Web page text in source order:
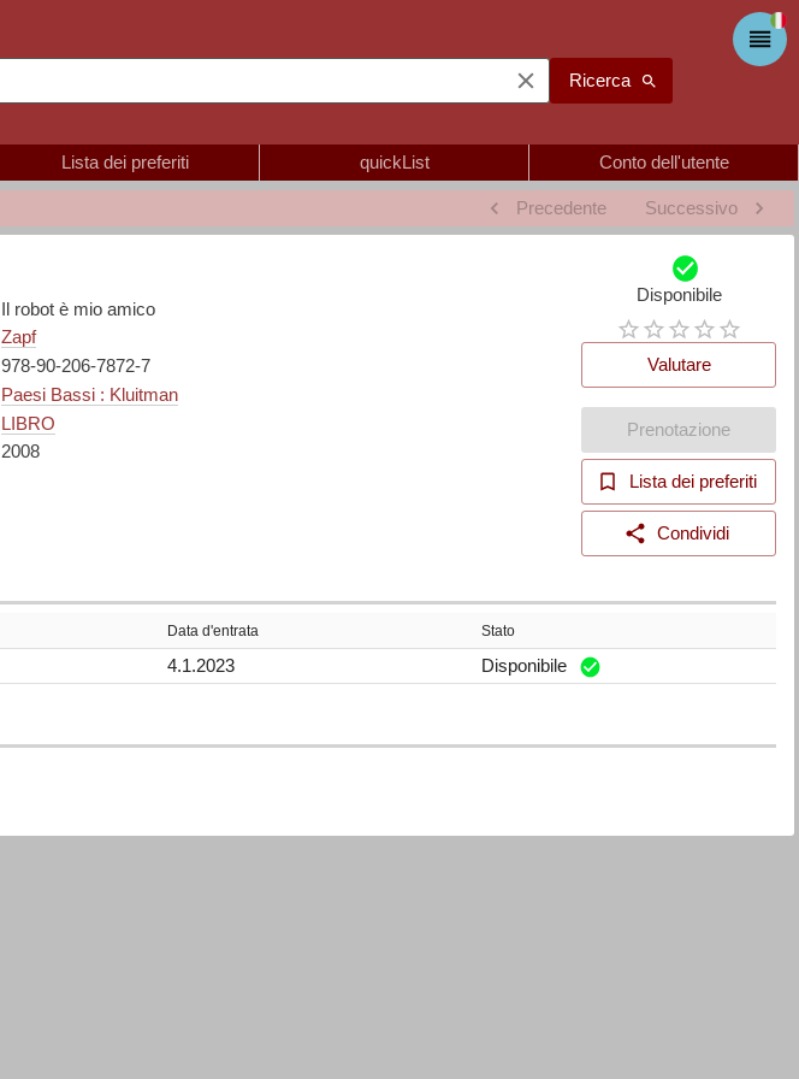
Ricerca
Lista dei preferiti quickList Conto dell'utente
Precedente Successivo
Il robot è mio amico
Zapf
978-90-206-7872-7
Paesi Bassi : Kluitman
LIBRO
2008
Disponibile
Valutare
Prenotazione
Lista dei preferiti
Condividi
Data d'entrata Stato
4.1.2023 Disponibile